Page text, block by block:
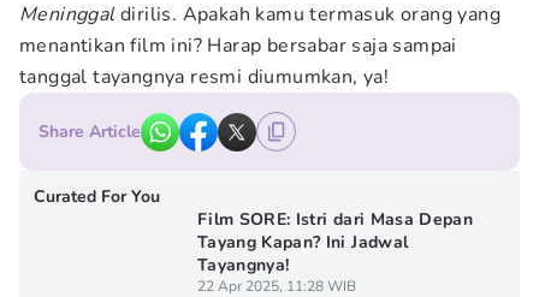
Meninggaldirilis. Apakah kamu termasuk orang yang
menantikan film ini? Harap bersabar saja sampai
tanggal tayangnya resmi diumumkan, ya!
Share Article
Curated For You
Film SORE: Istri dari Masa Depan
Tayang Kapan? Ini Jadwal
Tayangnya!
22 Apr 2025, 11:28 WIB